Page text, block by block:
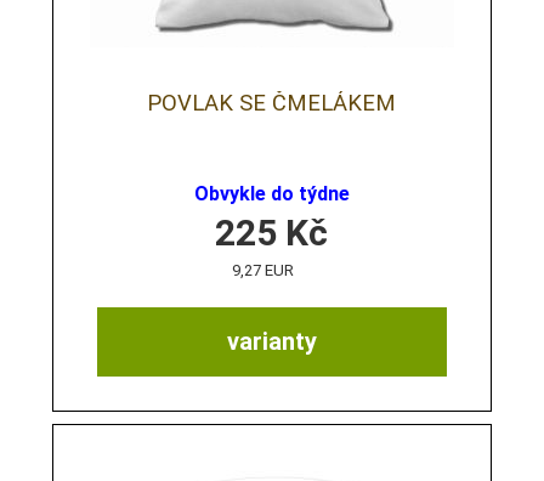
POVLAK SE ČMELÁKEM
Obvykle do týdne
varianty
225 Kč
9,27 EUR